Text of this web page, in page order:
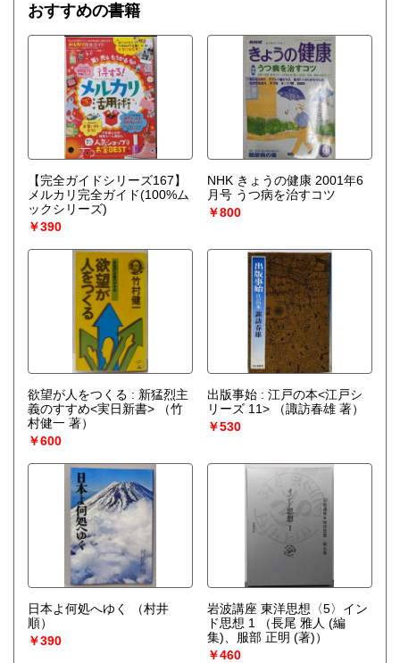
おすすめの書籍
【完全ガイドシリーズ167】
メルカリ完全ガイド(100%ム
ックシリーズ)
￥390
NHK きょうの健康 2001年6
月号 うつ病を治すコツ
￥800
欲望が人をつくる : 新猛烈主
義のすすめ<実日新書>
（竹
村健一 著）
￥600
出版事始 : 江戸の本<江戸シ
リーズ 11>
（諏訪春雄 著）
￥530
日本よ何処へゆく
（村井
順）
￥390
岩波講座 東洋思想〈5〉イン
ド思想 1
（長尾 雅人 (編
集)、服部 正明 (著)）
￥460